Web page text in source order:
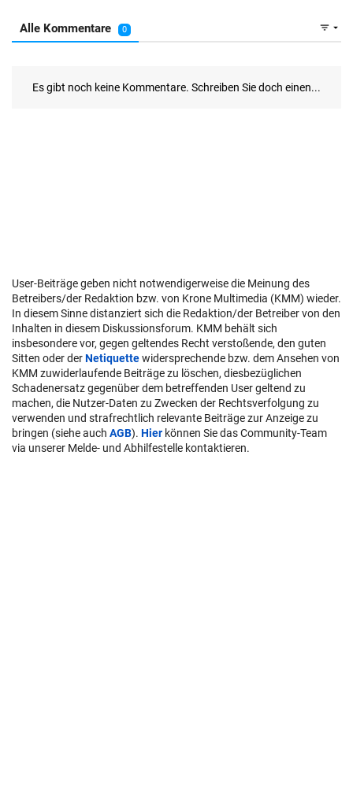
User-Beiträge geben nicht notwendigerweise die Meinung des
Betreibers/der Redaktion bzw. von Krone Multimedia (KMM) wieder.
In diesem Sinne distanziert sich die Redaktion/der Betreiber von den
Inhalten in diesem Diskussionsforum. KMM behält sich
insbesondere vor, gegen geltendes Recht verstoßende, den guten
Sitten oder derNetiquettewidersprechende bzw. dem Ansehen von
KMM zuwiderlaufende Beiträge zu löschen, diesbezüglichen
Schadenersatz gegenüber dem betreffenden User geltend zu
machen, die Nutzer-Daten zu Zwecken der Rechtsverfolgung zu
verwenden und strafrechtlich relevante Beiträge zur Anzeige zu
bringen (siehe auch AGB). Hier können Sie das Community-Team
via unserer Melde- und Abhilfestelle kontaktieren.